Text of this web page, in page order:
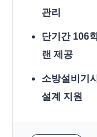
관리
단기간 106
랜 제공
소방설비기
설계 지원